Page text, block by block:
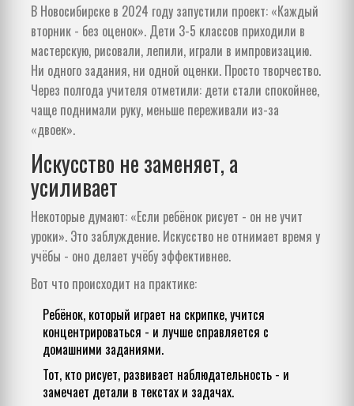
В Новосибирске в 2024 году запустили проект: «Каждый
вторник - без оценок». Дети 3-5 классов приходили в
мастерскую, рисовали, лепили, играли в импровизацию.
Ни одного задания, ни одной оценки. Просто творчество.
Через полгода учителя отметили: дети стали спокойнее,
чаще поднимали руку, меньше переживали из-за
«двоек».
Искусство не заменяет, а
усиливает
Некоторые думают: «Если ребёнок рисует - он не учит
уроки». Это заблуждение. Искусство не отнимает время у
учёбы - оно делает учёбу эффективнее.
Вот что происходит на практике:
Ребёнок, который играет на скрипке, учится
концентрироваться - и лучше справляется с
домашними заданиями.
Тот, кто рисует, развивает наблюдательность - и
замечает детали в текстах и задачах.